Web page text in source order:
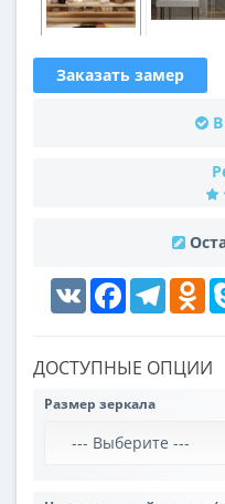
Заказать замер
VK FacebookTelegram
ДОСТУПНЫЕ ОПЦИИ
Размер зеркала